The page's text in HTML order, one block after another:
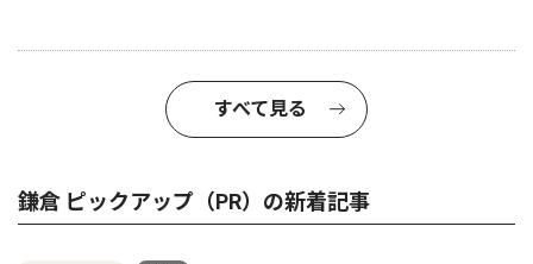
すべて見る
鎌倉 ピックアップ（PR）の新着記事